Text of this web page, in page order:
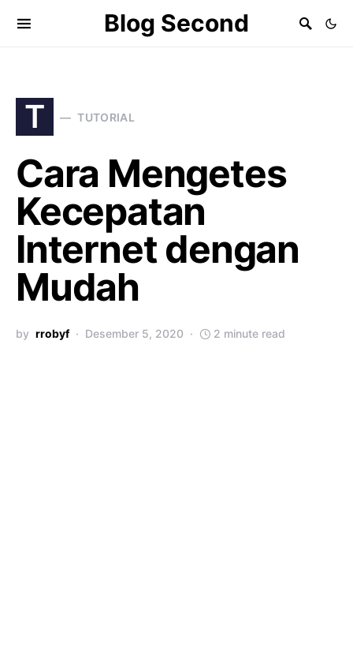
Blog Second
T TUTORIAL
Cara Mengetes
Kecepatan
Internet dengan
Mudah
by rrobyf Desember 5, 2020 2 minute read